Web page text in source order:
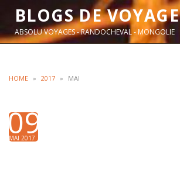
BLOGS DE VOYAGE
ABSOLU VOYAGES - RANDOCHEVAL - MONGOLIE
HOME » 2017 » MAI
09
MAI 2017